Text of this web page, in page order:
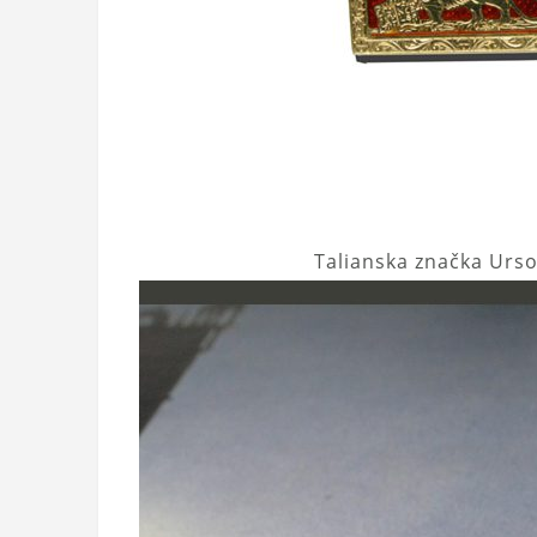
Talianska značka Urso